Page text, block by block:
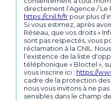
directement l’Agence / Le
https://cnil.fr/fr pour plus
Si vous estimez, après
Réseau, que vos droits «
sont pas respectés, vous
réclamation à la CNIL.
l’existence de la liste
téléphonique « Bloctel »,
vous inscrire ici : https://
cadre de la protection
nous vous invitons à ne
sensibles dans le champ